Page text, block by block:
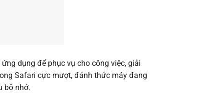
dụng để phục vụ cho công việc, giải
Safari cực mượt, đánh thức máy đang
bộ nhớ.